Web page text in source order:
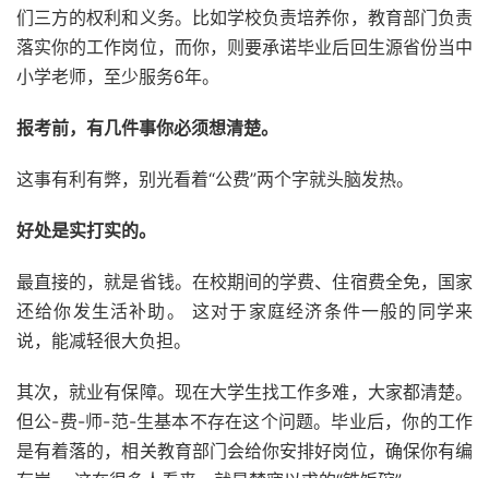
们三方的权利和义务。比如学校负责培养你，教育部门负责
落实你的工作岗位，而你，则要承诺毕业后回生源省份当中
小学老师，至少服务6年。
报考前，有几件事你必须想清楚。
这事有利有弊，别光看着“公费”两个字就头脑发热。
好处是实打实的。
最直接的，就是省钱。在校期间的学费、住宿费全免，国家
还给你发生活补助。 这对于家庭经济条件一般的同学来
说，能减轻很大负担。
其次，就业有保障。现在大学生找工作多难，大家都清楚。
但公-费-师-范-生基本不存在这个问题。毕业后，你的工作
是有着落的，相关教育部门会给你安排好岗位，确保你有编